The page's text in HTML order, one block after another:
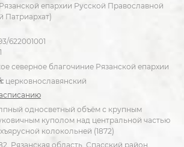
епархии Русской Православной
Патриархат)
622001001
северное благочиние Рязанской епархии
церковнославянский
односветный объём с крупным
куполом над центральной частью
колокольней (1872)
Рязанская область, Спасский район,